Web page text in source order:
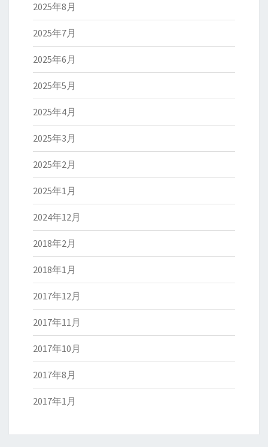
2025年8月
2025年7月
2025年6月
2025年5月
2025年4月
2025年3月
2025年2月
2025年1月
2024年12月
2018年2月
2018年1月
2017年12月
2017年11月
2017年10月
2017年8月
2017年1月